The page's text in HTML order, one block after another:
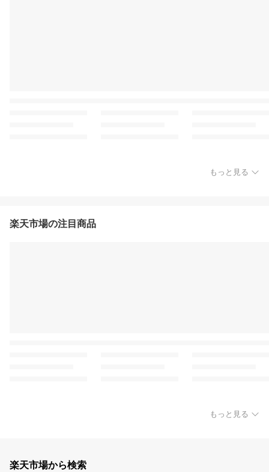
もっと見る
楽天市場の注目商品
もっと見る
楽天市場から検索